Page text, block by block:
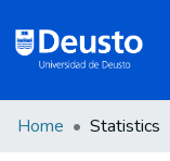
Home Statistics